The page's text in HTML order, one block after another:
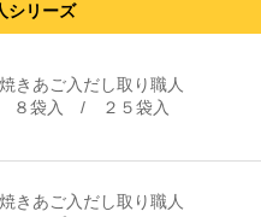
シリーズ
焼きあご入だし取り職人
８袋入
/ ２５袋入
焼きあご入だし取り職人